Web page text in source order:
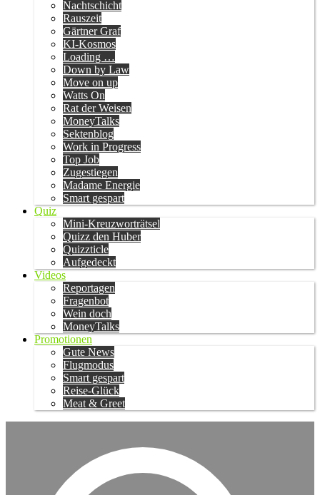
Nachtschicht
Rauszeit
Gärtner Graf
KI-Kosmos
Loading …
Down by Law
Move on up
Watts On
Rat der Weisen
MoneyTalks
Sektenblog
Work in Progress
Top Job
Zugestiegen
Madame Energie
Smart gespart
Quiz
Mini-Kreuzworträtsel
Quizz den Huber
Quizzticle
Aufgedeckt
Videos
Reportagen
Fragenbot
Wein doch
MoneyTalks
Promotionen
Gute News
Flugmodus
Smart gespart
Reise-Glück
Meat & Greet